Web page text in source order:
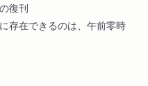
復刊
存在できるのは、午前零時